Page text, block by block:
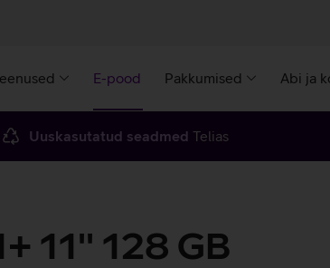
E-pood Pakkumised Abi ja
Uuskasutatud seadmed Telias
11'' 128 GB